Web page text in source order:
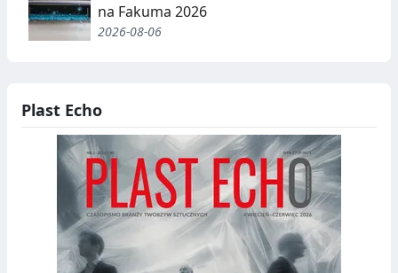
na Fakuma 2026
2026-08-06
Plast Echo